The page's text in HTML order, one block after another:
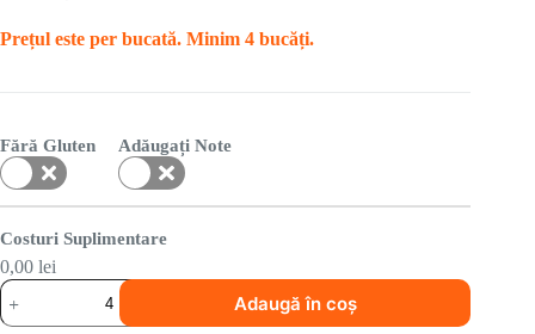
Prețul este per bucată. Minim 4 bucăți.
Fără Gluten Adăugați Note
Costuri Suplimentare
0,00 lei
Adaugă în coș